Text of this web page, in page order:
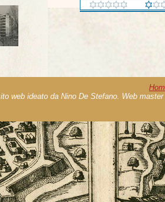
web ideato da Nino De Stefano. Web